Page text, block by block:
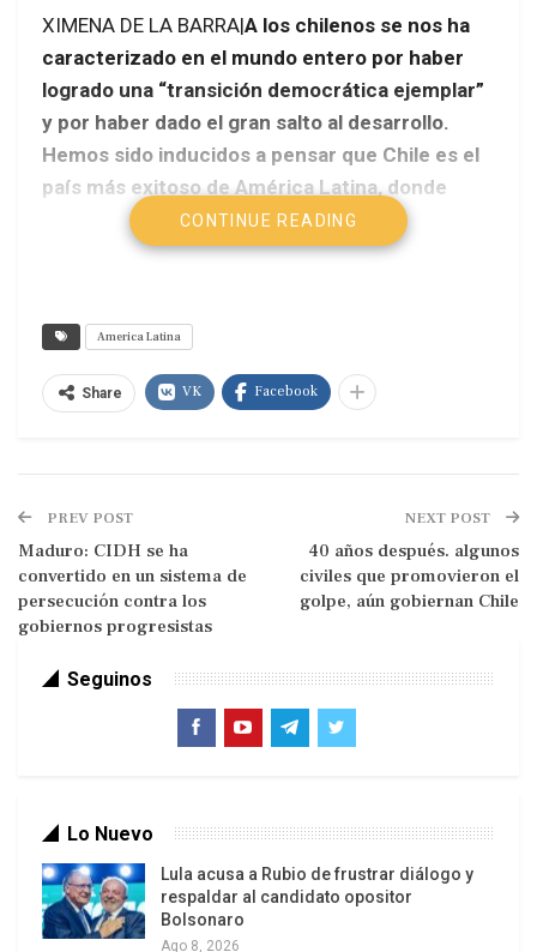
XIMENA DE LA BARRA|A los chilenos se nos ha
caracterizado en el mundo entero por haber
logrado una “transición democrática ejemplar”
y por haber dado el gran salto al desarrollo.
Hemos sido inducidos a pensar que Chile es el
país más exitoso de América Latina, donde
quien no es exitoso, es por su propia culpa.
Las Instituciones Financieras Internacionales, los
medios oligárquicos de comunicación y nuestros
propios gobernantes, nos han promovido como la
vitrina del éxito del neoliberalismo. La represión
de la dictadura se constituyó en el entorno ideal
para implantar el experimento neoliberal ya que
nadie habría podido oponerse y vivir para
fuimos alumnos aventajados del modelo, incluso
fuimos maestros de otros países incautos que
quisieron ser como como se decía que éramos
nosotros.
CONTINUE READING
America Latina
Share VK Facebook
PREV POST
Maduro: CIDH se ha
convertido en un sistema de
persecución contra los
gobiernos progresistas
NEXT POST
40 años después. algunos
civiles que promovieron el
golpe, aún gobiernan Chile
Seguinos
Lo Nuevo
Lula acusa a Rubio de frustrar diálogo y
respaldar al candidato opositor
Bolsonaro
Ago 8, 2026